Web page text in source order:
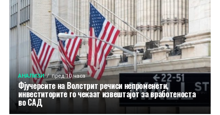
АНАЛИЗИ пред 10 часа
Фјучерсите на Волстрит речиси непроменети,
инвеститорите го чекаат извештајот за вработеноста
во САД